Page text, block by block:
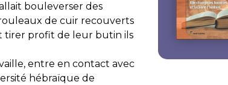
bouleverser des
de cuir recouverts
tirer profit de leur butin ils
entre en contact avec
hébraïque de